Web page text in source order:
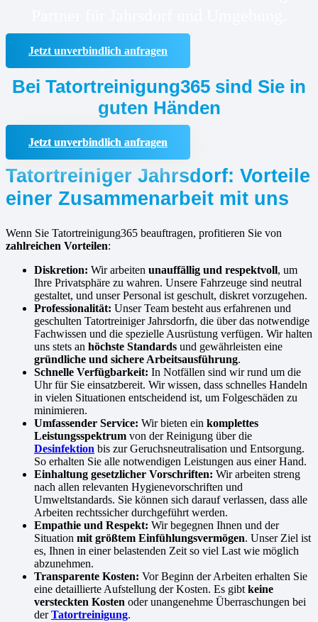
Jetzt unverbindlich anfragen
Bei Tatortreinigung365 sind Sie in
guten Händen
Jetzt unverbindlich anfragen
Tatortreiniger Jahrsdorf: Vorteile
einer Zusammenarbeit mit uns
Wenn Sie Tatortreinigung365 beauftragen, profitieren Sie von
zahlreichen Vorteilen:
Diskretion: Wir arbeiten unauffällig und respektvoll, um
Ihre Privatsphäre zu wahren. Unsere Fahrzeuge sind neutral
gestaltet, und unser Personal ist geschult, diskret vorzugehen.
Professionalität: Unser Team besteht aus erfahrenen und
geschulten Tatortreiniger Jahrsdorfn, die über das notwendige
Fachwissen und die spezielle Ausrüstung verfügen. Wir halten
uns stets an höchste Standards und gewährleisten eine
gründliche und sichere Arbeitsausführung.
Schnelle Verfügbarkeit: In Notfällen sind wir rund um die
Uhr für Sie einsatzbereit. Wir wissen, dass schnelles Handeln
in vielen Situationen entscheidend ist, um Folgeschäden zu
minimieren.
Umfassender Service: Wir bieten ein komplettes
Leistungsspektrum von der Reinigung über die
Desinfektion bis zur Geruchsneutralisation und Entsorgung.
So erhalten Sie alle notwendigen Leistungen aus einer Hand.
Einhaltung gesetzlicher Vorschriften: Wir arbeiten streng
nach allen relevanten Hygienevorschriften und
Umweltstandards. Sie können sich darauf verlassen, dass alle
Arbeiten rechtssicher durchgeführt werden.
Empathie und Respekt: Wir begegnen Ihnen und der
Situation mit größtem Einfühlungsvermögen. Unser Ziel ist
es, Ihnen in einer belastenden Zeit so viel Last wie möglich
abzunehmen.
Transparente Kosten: Vor Beginn der Arbeiten erhalten Sie
eine detaillierte Aufstellung der Kosten. Es gibt keine
versteckten Kosten oder unangenehme Überraschungen bei
derTatortreinigung.